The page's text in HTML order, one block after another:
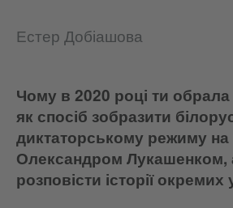
Естер Добіашова
Чому в 2020 році ти
як спосіб зобразити
диктаторському режиму на
Олександром Лукашенком,
розповісти історії